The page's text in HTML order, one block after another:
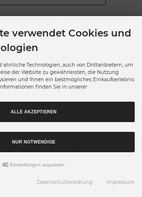
abbestellt werden.
Datenschutz AGB
Impressum
Versandinformationen
Lieferzeit
Unsere Filialen
Kleider
Grössentabelle Schuhe
Cookie Einstellungen
Adventura Sports AG © 2026
verwendet Cookies und
ähnliche Technologien, auch von Drittanbietern, um
der Website zu gewährleisten, die Nutzung
und Ihnen ein bestmögliches Einkaufserlebnis
finden Sie in unserer
ALLE AKZEPTIEREN
NUR NOTWENDIGE
Einstellungen anpassen
Datenschutzerklärung Impressum